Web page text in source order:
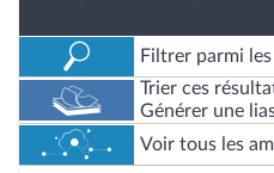
Filtrer parmi
Trier ces
Générer une
Voir tous les